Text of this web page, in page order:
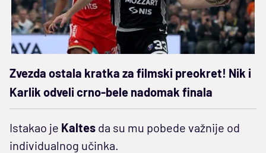
Zvezda ostala kratka za filmski preokret! Nik i
Karlik odveli crno-bele nadomak finala
Istakao je Kaltes da su mu pobede važnije od
individualnog učinka.